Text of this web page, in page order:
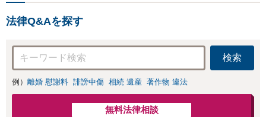
法律Q&Aを探す
検索
例） 離婚 慰謝料 誹謗中傷 相続 遺産 著作物 違法
無料法律相談